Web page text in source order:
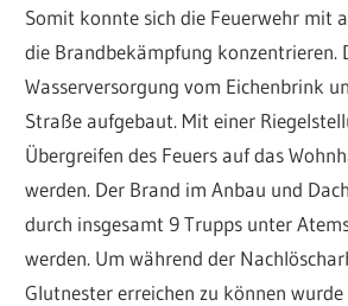
Somit konnte sich die Feuerwehr mit
die Brandbekämpfung konzentrieren.
Wasserversorgung vom Eichenbrink
Straße aufgebaut. Mit einer
Übergreifen des Feuers auf das
werden. Der Brand im Anbau und
durch insgesamt 9 Trupps unter
werden. Um während der
Glutnester erreichen zu können